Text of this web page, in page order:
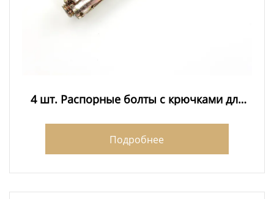
4 шт. Распорные болты с крючками для
Подробнее